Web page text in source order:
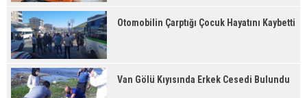
Otomobilin Çarptığı Çocuk Hayatını Kaybetti
Van Gölü Kıyısında Erkek Cesedi Bulundu